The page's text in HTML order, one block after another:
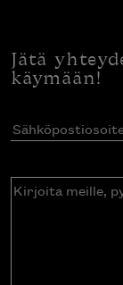
Jätä
käymään!
Sähköpostiosoite
Kirjoita